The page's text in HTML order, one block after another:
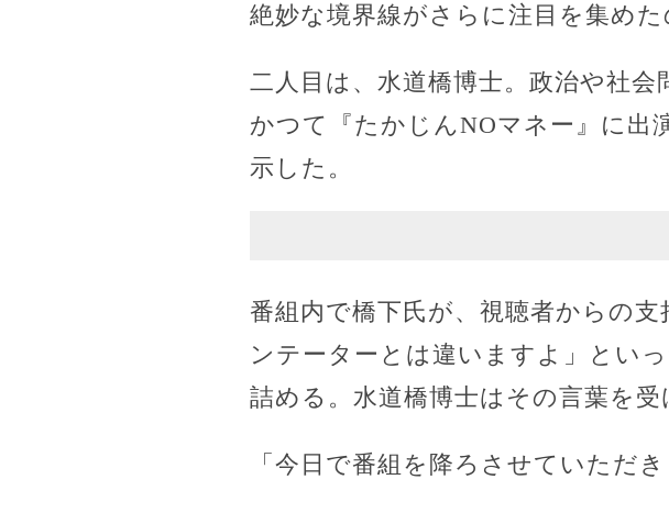
絶妙な境界線がさらに注目を集めた
二人目は、水道橋博士。政治や社
かつて『たかじんNOマネー』に出
示した。
番組内で橋下氏が、視聴者からの
ンテーターとは違いますよ」とい
詰める。水道橋博士はその言葉を受
「今日で番組を降ろさせていただき